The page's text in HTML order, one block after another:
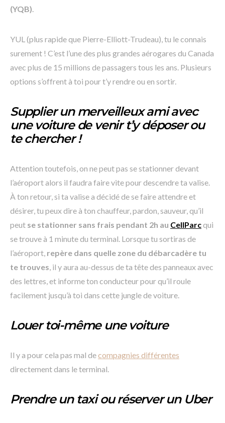
(YQB).
YUL (plus rapide que Pierre-Elliott-Trudeau), tu le connais
surement ! C’est l’une des plus grandes aérogares du Canada
avec plus de 15 millions de passagers tous les ans. Plusieurs
options s’offrent à toi pour t’y rendre ou en sortir.
Supplier un merveilleux ami avec
une voiture de venir t’y déposer ou
te chercher !
Attention toutefois, on ne peut pas se stationner devant
l’aéroport alors il faudra faire vite pour descendre ta valise.
À ton retour, si ta valise a décidé de se faire attendre et
désirer, tu peux dire à ton chauffeur, pardon, sauveur, qu’il
peut se stationner sans frais pendant 2h au CellParcqui
se trouve à 1 minute du terminal. Lorsque tu sortiras de
l’aéroport, repère dans quelle zone du débarcadère tu
te trouves, il y aura au-dessus de ta tête des panneaux avec
des lettres, et informe ton conducteur pour qu’il roule
facilement jusqu’à toi dans cette jungle de voiture.
Louer toi-même une voiture
Il y a pour cela pas mal decompagnies différentes
directement dans le terminal.
Prendre un taxi ou réserver un Uber